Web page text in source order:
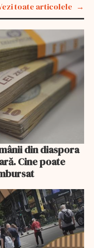
toate articolele
din diaspora
Cine poate